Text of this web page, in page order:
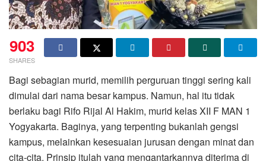
903
SHARES
Bagi sebagian murid, memilih perguruan tinggi sering kali
dimulai dari nama besar kampus. Namun, hal itu tidak
berlaku bagi Rifo Rijal Al Hakim, murid kelas XII F MAN 1
Yogyakarta. Baginya, yang terpenting bukanlah gengsi
kampus, melainkan kesesuaian jurusan dengan minat dan
cita-cita. Prinsip itulah yang mengantarkannya diterima di